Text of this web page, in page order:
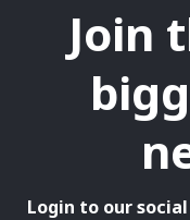
Join
Login to our